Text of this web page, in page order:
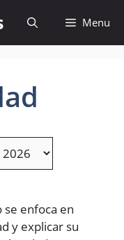
Menu
enfoca en
y explicar su